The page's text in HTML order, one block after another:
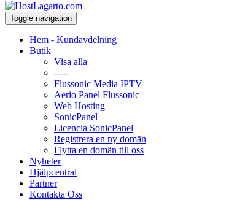
Toggle navigation
Hem - Kundavdelning
Butik
Visa alla
-----
Flussonic Media IPTV
Aerio Panel Flussonic
Web Hosting
SonicPanel
Licencia SonicPanel
Registrera en ny domän
Flytta en domän till oss
Nyheter
Hjälpcentral
Partner
Kontakta Oss